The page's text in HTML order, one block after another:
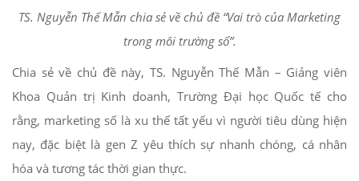
TS. Nguyễn Thế Mẫn chia sẻ về chủ đề “Vai trò của Marketing
trong môi trường số”.
Chia sẻ về chủ đề này, TS. Nguyễn Thế Mẫn – Giảng viên
Khoa Quản trị Kinh doanh, Trường Đại học Quốc tế cho
rằng, marketing số là xu thế tất yếu vì người tiêu dùng hiện
nay, đặc biệt là gen Z yêu thích sự nhanh chóng, cá nhân
hóa và tương tác thời gian thực.